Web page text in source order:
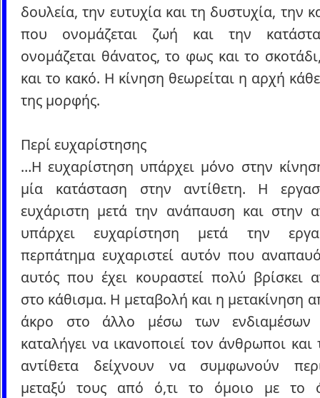
δουλεία, την ευτυχία και τη δυστυχία, την
που ονομάζεται ζωή και την
ονομάζεται θάνατος, το φως και το
και το κακό. Η κίνηση θεωρείται η αρχή
της μορφής.
Περί ευχαρίστησης
…Η ευχαρίστηση υπάρχει μόνο στην
μία κατάσταση στην αντίθετη. Η
ευχάριστη μετά την ανάπαυση και στην
υπάρχει ευχαρίστηση μετά την
περπάτημα ευχαριστεί αυτόν που
αυτός που έχει κουραστεί πολύ βρίσκει
στο κάθισμα. Η μεταβολή και η μετακίνηση
άκρο στο άλλο μέσω των ενδιαμέσων
καταλήγει να ικανοποιεί τον άνθρωποι και
αντίθετα δείχνουν να συμφωνούν
μεταξύ τους από ό,τι το όμοιο με το